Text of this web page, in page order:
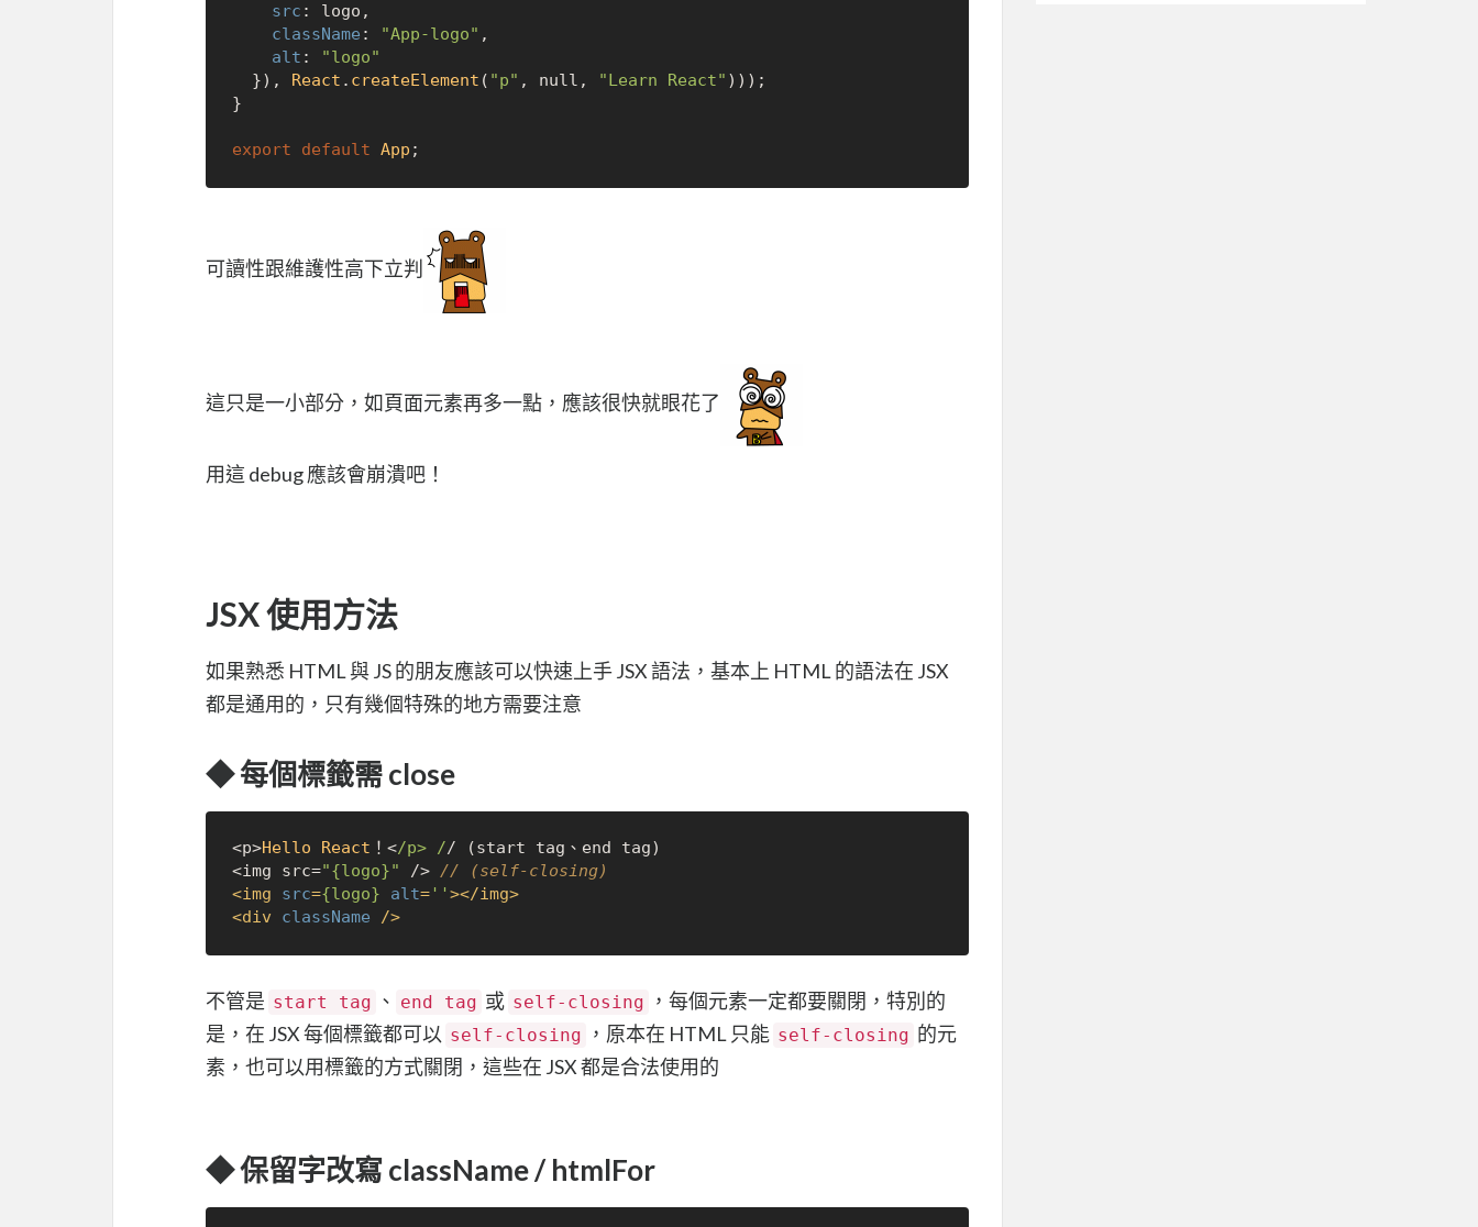
src : logo,
className : "App-logo" ,
alt :
"logo"
  }),
React . createElement ( "p" , null , "Learn React" )));
}
export default App
可讀性跟維護性高下立判
這只是一小部分，如頁面元素再多一點，應該很快就眼花了
用這 debug 應該會崩潰吧！
JSX 使用方法
如果熟悉 HTML 與 JS 的朋友應該可以快速上手 JSX 語法，基本上 HTML 的語法在 JSX
都是通用的，只有幾個特殊的地方需要注意
◆ 每個標籤需 close
<p>Hello React ！</p> // (start tag、end tag)
<img src="{logo}" /> // (self-closing)
<img src={logo} alt='' ></img>
<div className />
不管是 start tag 、 end tag 或 self-closing
，每個元素一定都要關閉，特別的
是，在 JSX 每個標籤都可以 self-closing ，原本在 HTML 只能 self-closing 的元
素，也可以用標籤的方式關閉，這些在 JSX 都是合法使用的
◆ 保留字改寫 className / htmlFor